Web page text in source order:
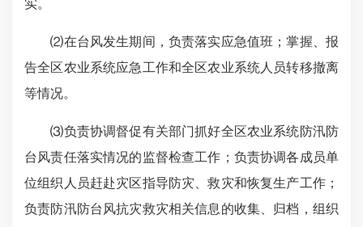
实。
⑵在台风发生期间，负责落实应急值班；掌握、报
告全区农业系统应急工作和全区农业系统人员转移撤离
等情况。
⑶负责协调督促有关部门抓好全区农业系统防汛防
台风责任落实情况的监督检查工作；负责协调各成员单
位组织人员赶赴灾区指导防灾、救灾和恢复生产工作；
负责防汛防台风抗灾救灾相关信息的收集、归档，组织